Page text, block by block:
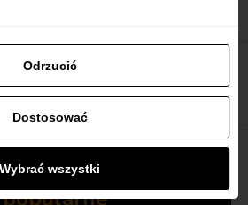
rękę, loty od 515 zł
Odrzucić
Dostosować
Wybrać wszystki